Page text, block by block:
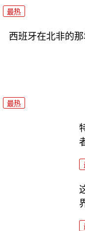
最热
西班牙在北非的
最热